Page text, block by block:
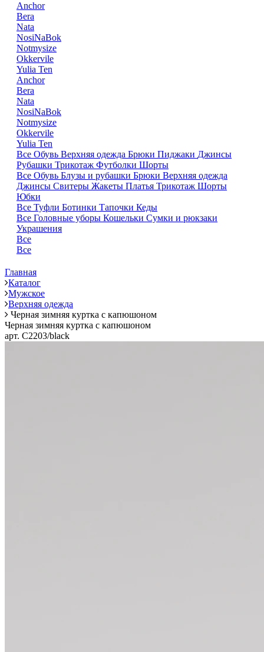
Anchor
Bera
Nata
NosiNaBok
Notmysize
Okkervile
Yulia Ten
Anchor
Bera
Nata
NosiNaBok
Notmysize
Okkervile
Yulia Ten
Все Обувь Верхняя одежда Брюки Пиджаки Джинсы
Рубашки Трикотаж Футболки Шорты
Все Обувь Блузы и рубашки Брюки Верхняя одежда
Джинсы Свитеры Жакеты Платья Трикотаж Шорты
Юбки
Все Туфли Ботинки Тапочки Кеды
Все Головные уборы Кошельки Сумки и рюкзаки
Украшения
Все
Все
Главная
Каталог
Мужское
Верхняя одежда
Черная зимняя куртка с капюшоном
Черная зимняя куртка с капюшоном
арт. C2203/black